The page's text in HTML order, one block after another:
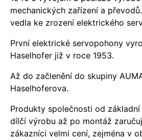
mechanických zařízení a
vedla ke zrození elektrického
První elektrické servopohony
Haselhofer již v roce 1953.
Až do začlenění do skupiny
Haselhoferova.
Produkty společnosti od
dílčí výrobu až po montáž
zákazníci velmi cení, zejména v